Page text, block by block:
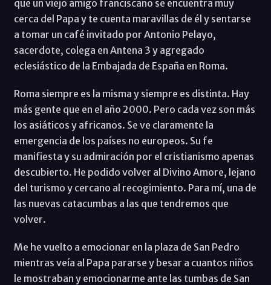
que un viejo amigo franciscano se encuentra muy
cerca del Papa y te cuenta maravillas de él y sentarse
a tomar un café invitado por Antonio Pelayo,
sacerdote, colega en Antena 3 y agregado
eclesiástico de la Embajada de España en Roma.
Roma siempre es la misma y siempre es distinta. Hay
más gente que en el año 2000. Pero cada vez son más
los asiáticos y africanos. Se ve claramente la
emergencia de los países no europeos. Su fe
manifiesta y su admiración por el cristianismo apenas
descubierto. He podido volver al Divino Amore, lejano
del turismo y cercano al recogimiento. Para mí, una de
las nuevas catacumbas a las que tendremos que
volver.
Me he vuelto a emocionar en la plaza de San Pedro
mientras veía al Papa pararse y besar a cuantos niños
le mostraban y emocionarme ante las tumbas de San